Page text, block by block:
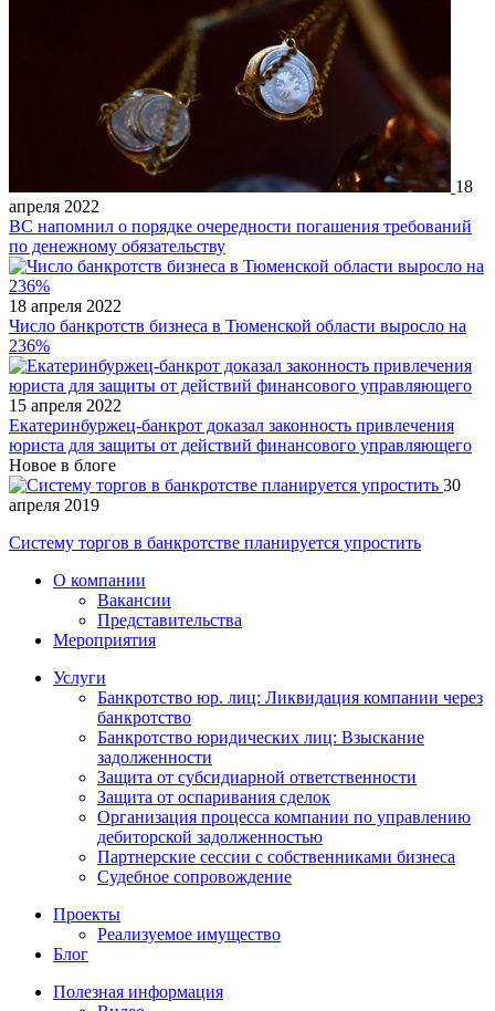
18
апреля 2022
ВС напомнил о порядке очередности погашения требований
по денежному обязательству
18 апреля 2022
Число банкротств бизнеса в Тюменской области выросло на
236%
15 апреля 2022
Екатеринбуржец-банкрот доказал законность привлечения
юриста для защиты от действий финансового управляющего
Новое в блоге
30
апреля 2019
Систему торгов в банкротстве планируется упростить
О компании
Вакансии
Представительства
Мероприятия
Услуги
Банкротство юр. лиц: Ликвидация компании через
банкротство
Банкротство юридических лиц: Взыскание
задолженности
Защита от субсидиарной ответственности
Защита от оспаривания сделок
Организация процесса компании по управлению
дебиторской задолженностью
Партнерские сессии с собственниками бизнеса
Судебное сопровождение
Проекты
Реализуемое имущество
Блог
Полезная информация